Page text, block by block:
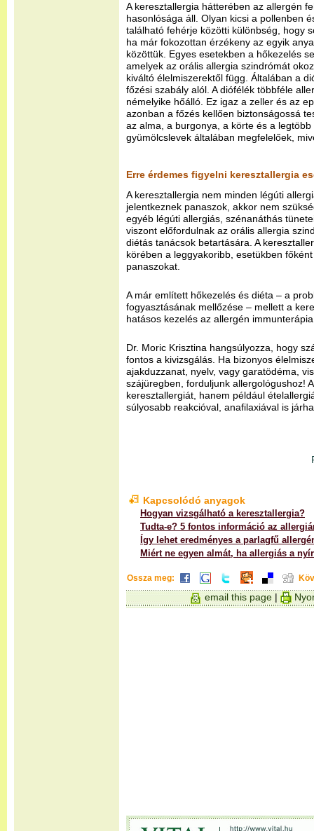
A keresztallergia hátterében az allergén
hasonlósága áll. Olyan kicsi a pollenben
található fehérje közötti különbség, hogy
ha már fokozottan érzékeny az egyik
közöttük. Egyes esetekben a hőkezelés
amelyek az orális allergia szindrómát
kiváltó élelmiszerektől függ. Általában a
főzési szabály alól. A diófélék többféle
némelyike hőálló. Ez igaz a zeller és az
azonban a főzés kellően biztonságossá
az alma, a burgonya, a körte és a
gyümölcslevek általában megfelelőek,
Erre érdemes figyelni keresztallergia
A keresztallergia nem minden légúti
jelentkeznek panaszok, akkor nem
egyéb légúti allergiás, szénanáthás
viszont előfordulnak az orális allergia
diétás tanácsok betartására. A
körében a leggyakoribb, esetükben
panaszokat.
A már említett hőkezelés és diéta – a
fogyasztásának mellőzése – mellett a
hatásos kezelés az allergén
Dr. Moric Krisztina hangsúlyozza, hogy
fontos a kivizsgálás. Ha bizonyos
ajakduzzanat, nyelv, vagy garatödéma,
szájüregben, forduljunk allergológushoz!
keresztallergiát, hanem például
súlyosabb reakcióval, anafilaxiával is
Kapcsolódó anyagok
Hogyan vizsgálható a keresztallergia?
Tudta-e? 5 fontos információ az
Így lehet eredményes a parlagfű
Miért ne egyen almát, ha allergiás a
Ossza meg:
email this page|